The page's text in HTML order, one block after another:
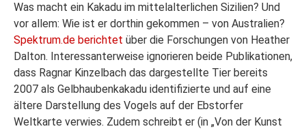
Was macht ein Kakadu im mittelalterlichen Sizilien? Und
vor allem: Wie ist er dorthin gekommen – von Australien?
Spektrum.de berichtet über die Forschungen von Heather
Dalton. Interessanterweise ignorieren beide Publikationen,
dass Ragnar Kinzelbach das dargestellte Tier bereits
2007 als Gelbhaubenkakadu identifizierte und auf eine
ältere Darstellung des Vogels auf der Ebstorfer
Weltkarte verwies. Zudem schreibt er (in „Von der Kunst